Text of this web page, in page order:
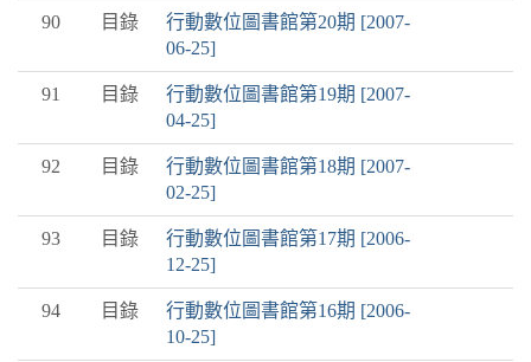
90 目錄
行動數位圖書館第20期 [2007-
06-25]
91 目錄
行動數位圖書館第19期 [2007-
04-25]
92 目錄
行動數位圖書館第18期 [2007-
02-25]
93 目錄
行動數位圖書館第17期 [2006-
12-25]
94 目錄
行動數位圖書館第16期 [2006-
10-25]